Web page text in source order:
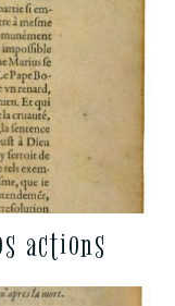
actions